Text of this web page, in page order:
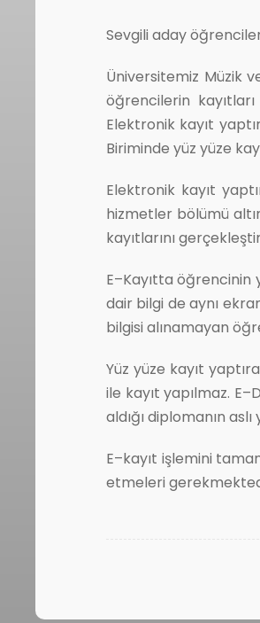
Sevgili aday
Üniversitemiz Müzik
öğrencilerin kayıtları
Elektronik kayıt
Biriminde yüz yüze
Elektronik kayıt
hizmetler bölümü
kayıtlarını
E–Kayıtta öğrencinin
dair bilgi de aynı
bilgisi alınamayan
Yüz yüze kayıt
ile kayıt yapılmaz.
aldığı diplomanın
E–kayıt işlemini
etmeleri